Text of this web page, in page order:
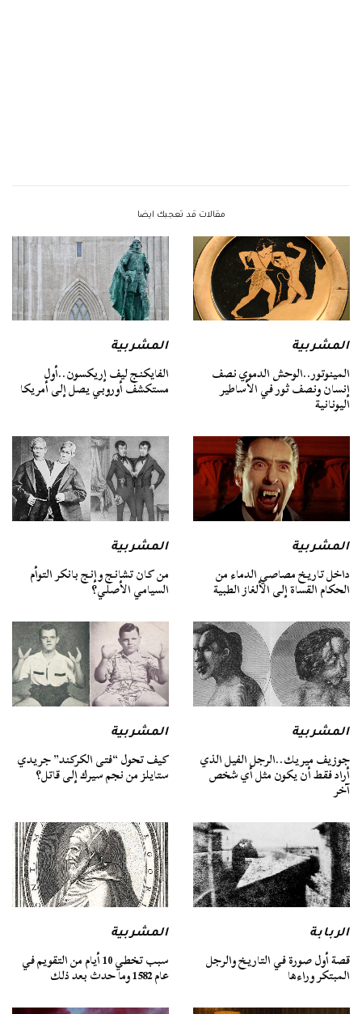
مقالات قد تعجبك ايضا
المشربية
المينوتور..الوحش الدموي نصف
إنسان ونصف ثور في الأساطير
اليونانية
المشربية
الفايكنج ليف إريكسون..أول
مستكشف أوروبي يصل إلى أمريكا
المشربية
داخل تاريخ مصاصي الدماء من
الحكام القساة إلى الألغاز الطبية
المشربية
من كان تشانج وإنج بانكر التوأم
السيامي الأصلي؟
المشربية
جوزيف ميريك..الرجل الفيل الذي
أراد فقط أن يكون مثل أي شخص
آخر
المشربية
كيف تحول “فتى الكركند” جريدي
ستايلز من نجم سيرك إلى قاتل؟
الربابة
قصة أول صورة في التاريخ والرجل
المبتكر وراءها
المشربية
سبب تخطي 10 أيام من التقويم في
عام 1582 وما حدث بعد ذلك